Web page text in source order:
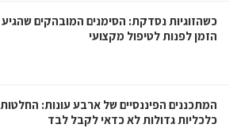
כשהזוגיות נסדקת: הסימנים המובהקים שהגיע
הזמן לפנות לטיפול מקצועי
המתכננים הפיננסיים של ארבע עונות: החלטות
כלכליות גדולות לא כדאי לקבל לבד